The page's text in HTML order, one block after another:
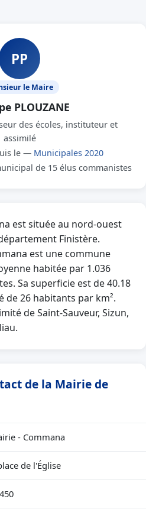
PP
le Maire
PLOUZANE
des écoles, instituteur et
assimilé
le — Municipales 2020
de 15 élus commanistes
est située au nord-ouest
Finistère.
est une commune
habitée par 1.036
Sa superficie est de 40.18
de 26 habitants par km².
de Saint-Sauveur, Sizun,
de la Mairie de
- Commana
de l'Église